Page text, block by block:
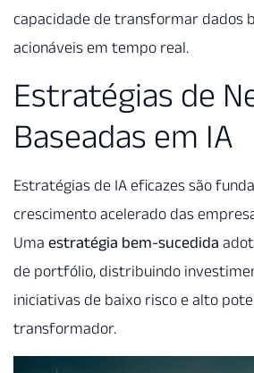
capacidade de transformar dados
acionáveis em tempo real.
Estratégias de
Baseadas em IA
Estratégias de IA eficazes são
crescimento acelerado das
Uma estratégia bem-sucedida
de portfólio, distribuindo
iniciativas de baixo risco e alto
transformador.